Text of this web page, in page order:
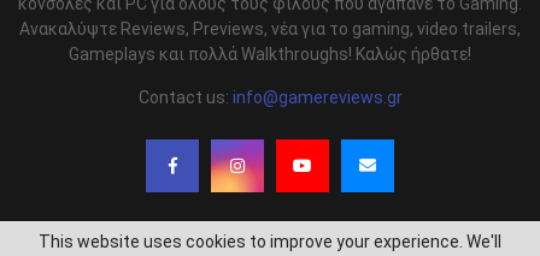
Ανακαλύψτε Reviews, Previews, νέα για το gaming, video trailers,
Gameplays και πολλά Walkthroughs! Καλώς ήρθατε!
Contact us: info@gamereviews.gr
This website uses cookies to improve your experience. We'll